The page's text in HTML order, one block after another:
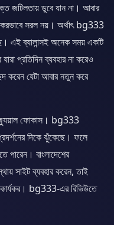
জটিলতায় ডুবে যান না। আবার
সরল নয়। অর্থাৎ bg333
এই ব্যালান্সই অনেক সময় একটি
প্রতিদিন ব্যবহার না করেও
করেন যেটা আবার নতুন করে
ফোকাস। bg333
দিকে ঝুঁকেছে। ফলে
পারেন। বাংলাদেশের
সাইট ব্যবহার করেন, তাই
bg333-এর রিভিউতে